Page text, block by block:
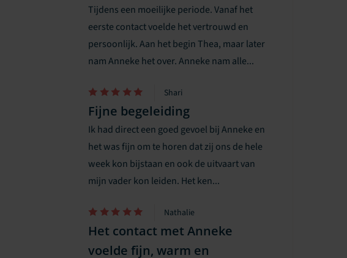
Tijdens een moeilijke periode. Vanaf het
eerste contact voelde het vertrouwd en
persoonlijk. Aan het begin Thea, maar later
nam Anneke het over. Anneke nam alle...
Shari
Fijne begeleiding
Ik had direct een goed gevoel bij Anneke en
het was fijn om te horen dat zij ons de hele
week kon bijstaan en ook de uitvaart van
mijn vader kon leiden. Het ken...
Nathalie
Het contact met Anneke
voelde fijn, warm en